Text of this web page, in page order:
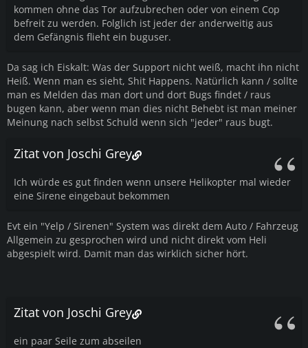
kommen ohne das Tor aufzubrechen oder von einem Cop
befreit zu werden. Folglich ist jeder der anderweitig aus
dem Gefängnis flieht ein buguser.
Da sag ich Eiskalt: Was der Support nicht weiß, macht ihn nicht
Heiß. Wenn man es sieht, Shit Happens. Natürlich kann / sollte
man es Melden das man dort und dort Bugs findet / raus
bugen kann, aber wenn man dies nicht Behebt ist man meiner
Meinung nach selbst Schuld wenn sich "jeder" raus bugt.
Zitat von Joschi Grey
Ich würde es gut finden wenn unsere Helikopter mal wieder
eine Sirene eingebaut bekommen
Evt ein "Yelp / Sirenen" System was direkt dem Auto / Fahrzeug
Allgemein zu gesprochen wird und nicht direkt vom Heli
abgespielt wird. Damit man das wirklich sicher hört.
Zitat von Joschi Grey
ein paar Seile zum abseilen